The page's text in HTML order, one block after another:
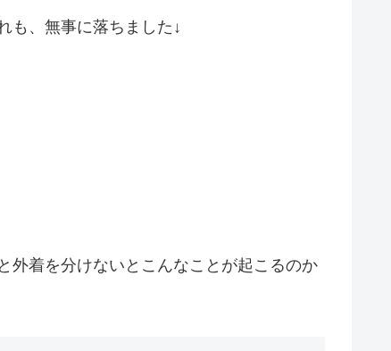
も、無事に落ちました↓
外着を分けないとこんなことが起こるのか